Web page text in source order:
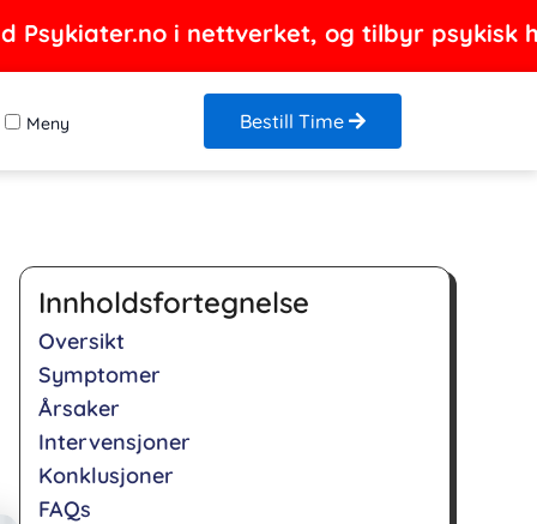
Psykiater.no i nettverket, og tilbyr
Meny Bestill Time
Innholdsfortegnelse
Oversikt
Symptomer
Årsaker
Intervensjoner
Konklusjoner
FAQs